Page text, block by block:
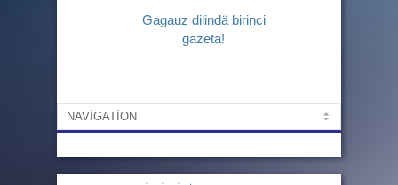
Gagauz dilindä birinci
gazeta!